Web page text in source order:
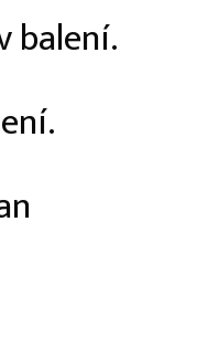
balení.